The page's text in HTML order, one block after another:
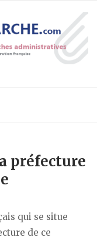
préfecture
qui se situe
de ce